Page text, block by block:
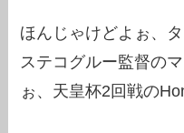
ほんじゃけどよぉ、
ステコグルー監督の
ぉ、天皇杯2回戦の